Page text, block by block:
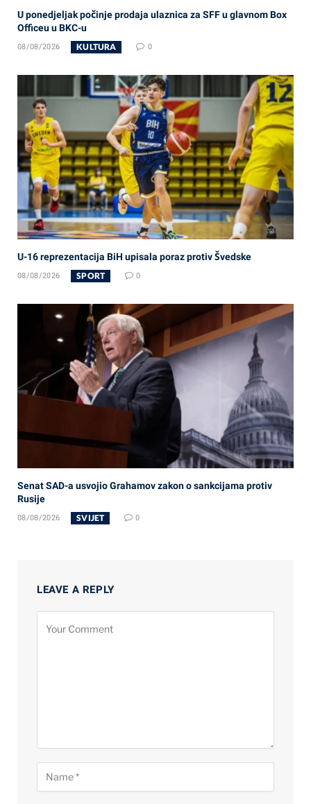
U ponedjeljak počinje prodaja ulaznica za SFF u glavnom Box
Officeu u BKC-u
08/08/2026 KULTURA 0
U-16 reprezentacija BiH upisala poraz protiv Švedske
08/08/2026 SPORT 0
Senat SAD-a usvojio Grahamov zakon o sankcijama protiv
Rusije
08/08/2026 SVIJET 0
LEAVE A REPLY